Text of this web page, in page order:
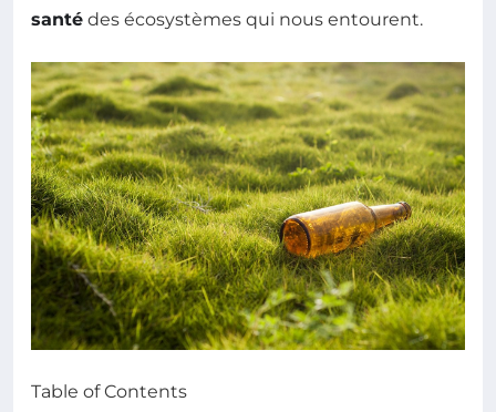
santé des écosystèmes qui nous entourent.
Table of Contents